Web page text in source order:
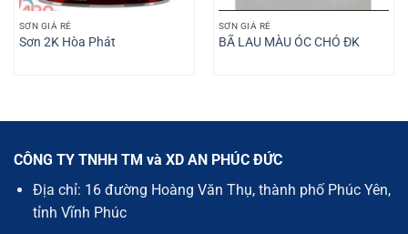
SƠN GIÁ RẺ
Sơn 2K Hòa Phát
SƠN GIÁ RẺ
BÃ LAU MÀU ÓC CHÓ ĐK
CÔNG TY TNHH TM và XD AN PHÚC ĐỨC
Địa chỉ: 16 đường Hoàng Văn Thụ, thành phố Phúc Yên,
tỉnh Vĩnh Phúc